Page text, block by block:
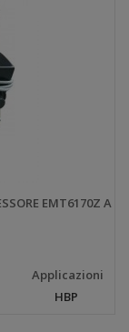
EMT6170Z A
Applicazioni
HBP